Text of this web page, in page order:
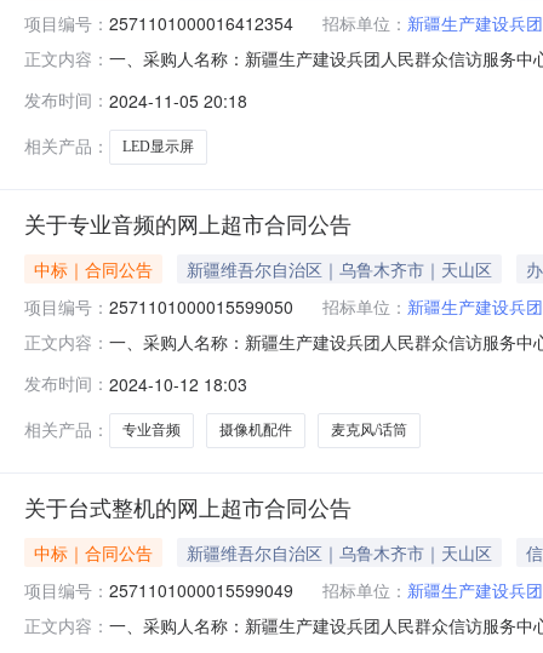
项目编号： 2571101000016412354 招标单位： 新疆生产建设兵
正文内容： 一、采购人名称：新疆生产建设兵团人民群众信访服务
LED显示屏强力巨彩/QIANGLIJUCAIP10双色张
发布时间： 2024-11-05 20:18
相关产品：
LED显示屏
关于专业音频的网上超市合同公告
中标｜合同公告 新疆维吾尔自治区｜乌鲁木齐市｜天山区
项目编号： 2571101000015599050 招标单位： 新疆生产建设兵
正文内容： 一、采购人名称：新疆生产建设兵团人民群众信访服务
频音箱方图T2-MF10B台4.002800112002华德安摄像机
发布时间： 2024-10-12 18:03
相关产品：
专业音频 摄像机配件 麦克风/话筒
关于台式整机的网上超市合同公告
中标｜合同公告 新疆维吾尔自治区｜乌鲁木齐市｜天山区
项目编号： 2571101000015599049 招标单位： 新疆生产建设兵
正文内容： 一、采购人名称：新疆生产建设兵团人民群众信访服务